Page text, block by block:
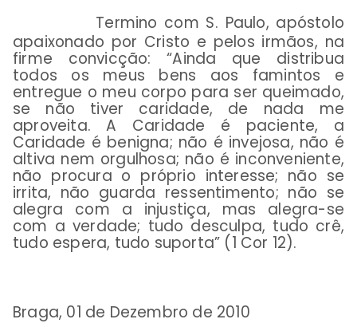
Termino com S. Paulo, apóstolo
apaixonado por Cristo e pelos irmãos, na
firme convicção: “Ainda que distribua
todos os meus bens aos famintos e
entregue o meu corpo para ser queimado,
se não tiver caridade, de nada me
aproveita. A Caridade é paciente, a
Caridade é benigna; não é invejosa, não é
altiva nem orgulhosa; não é inconveniente,
não procura o próprio interesse; não se
irrita, não guarda ressentimento; não se
alegra com a injustiça, mas alegra-se
com a verdade; tudo desculpa, tudo crê,
tudo espera, tudo suporta” (1 Cor 12).
Braga, 01 de Dezembro de 2010